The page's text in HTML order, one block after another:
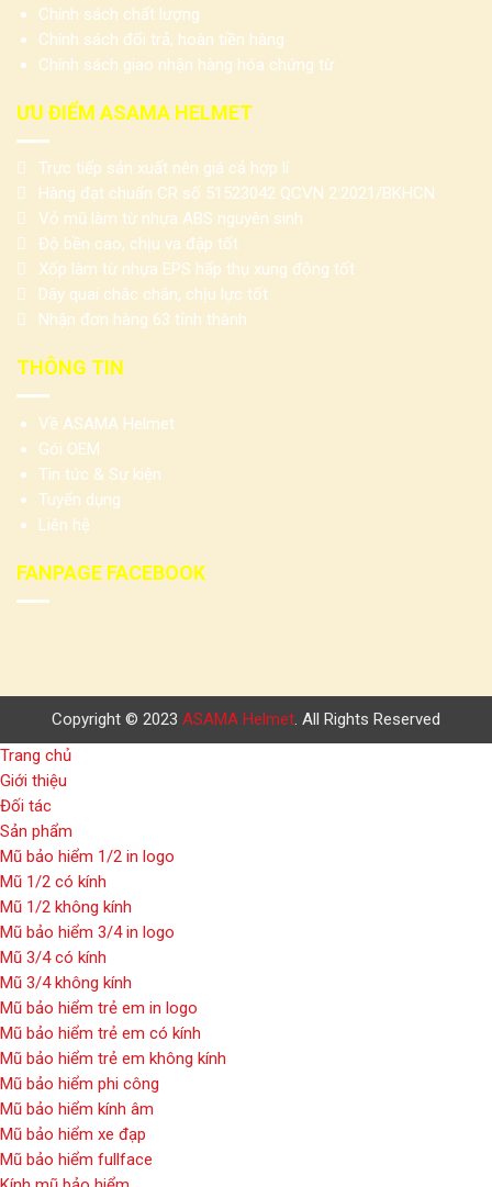
Chính sách chất lượng
Chính sách đổi trả, hoàn tiền hàng
Chính sách giao nhận hàng hóa chứng từ
ƯU ĐIỂM ASAMA HELMET
Trực tiếp sản xuất nên giá cả hợp lí
Hàng đạt chuẩn CR số 51523042 QCVN 2:2021/BKHCN
Vỏ mũ làm từ nhựa ABS nguyên sinh
Độ bền cao, chịu va đập tốt
Xốp làm từ nhựa EPS hấp thụ xung động tốt
Dây quai chắc chắn, chịu lực tốt
Nhận đơn hàng 63 tỉnh thành
THÔNG TIN
Về ASAMA Helmet
Gói OEM
Tin tức & Sự kiện
Tuyển dụng
Liên hệ
FANPAGE FACEBOOK
Copyright © 2023 ASAMA Helmet. All Rights Reserved
Trang chủ
Giới thiệu
Đối tác
Sản phẩm
Mũ bảo hiểm 1/2 in logo
Mũ 1/2 có kính
Mũ 1/2 không kính
Mũ bảo hiểm 3/4 in logo
Mũ 3/4 có kính
Mũ 3/4 không kính
Mũ bảo hiểm trẻ em in logo
Mũ bảo hiểm trẻ em có kính
Mũ bảo hiểm trẻ em không kính
Mũ bảo hiểm phi công
Mũ bảo hiểm kính âm
Mũ bảo hiểm xe đạp
Mũ bảo hiểm fullface